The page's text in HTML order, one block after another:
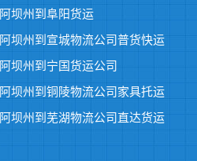
阿坝州到阜阳货运
阿坝州到宣城物流公司普货快运
阿坝州到宁国货运公司
阿坝州到铜陵物流公司家具托运
阿坝州到芜湖物流公司直达货运